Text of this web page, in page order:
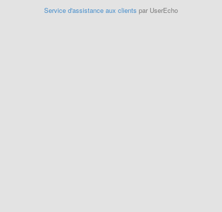
Service d'assistance aux clients par UserEcho